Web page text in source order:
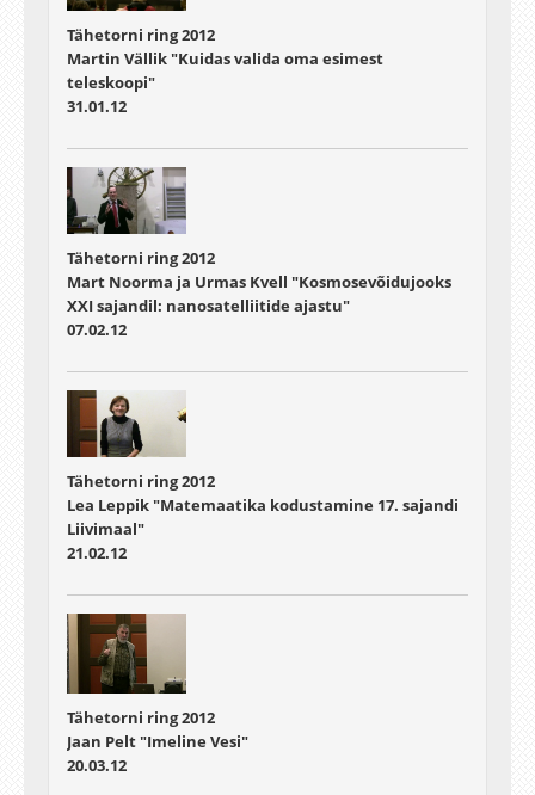
Tähetorni ring 2012
Martin Vällik "Kuidas valida oma esimest
teleskoopi"
31.01.12
Tähetorni ring 2012
Mart Noorma ja Urmas Kvell "Kosmosevõidujooks
XXI sajandil: nanosatelliitide ajastu"
07.02.12
Tähetorni ring 2012
Lea Leppik "Matemaatika kodustamine 17. sajandi
Liivimaal"
21.02.12
Tähetorni ring 2012
Jaan Pelt "Imeline Vesi"
20.03.12